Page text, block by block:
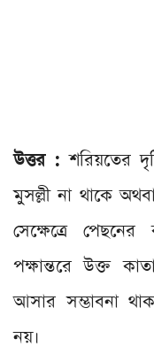
উত্তর : শরিয়তের
মুসল্লী না থাকে
সেক্ষেত্রে
পক্ষান্তরে উক্ত
আসার সম্ভাবনা
নয়।